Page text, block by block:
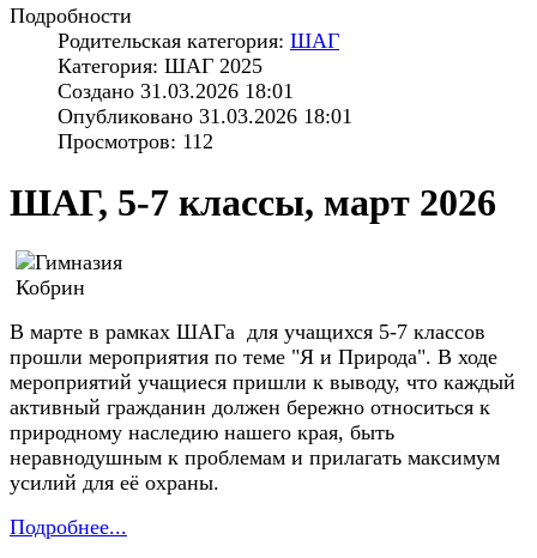
Подробности
Родительская категория: ШАГ
Категория: ШАГ 2025
Создано 31.03.2026 18:01
Опубликовано 31.03.2026 18:01
Просмотров: 112
ШАГ, 5-7 классы, март 2026
В марте в рамках ШАГа для учащихся 5-7 классов
прошли мероприятия по теме "Я и Природа". В ходе
мероприятий учащиеся пришли к выводу, что каждый
активный гражданин должен бережно относиться к
природному наследию нашего края, быть
неравнодушным к проблемам и прилагать максимум
усилий для её охраны.
Подробнее...